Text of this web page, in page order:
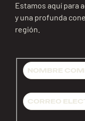
Estamos aquí para
y una profunda
región.